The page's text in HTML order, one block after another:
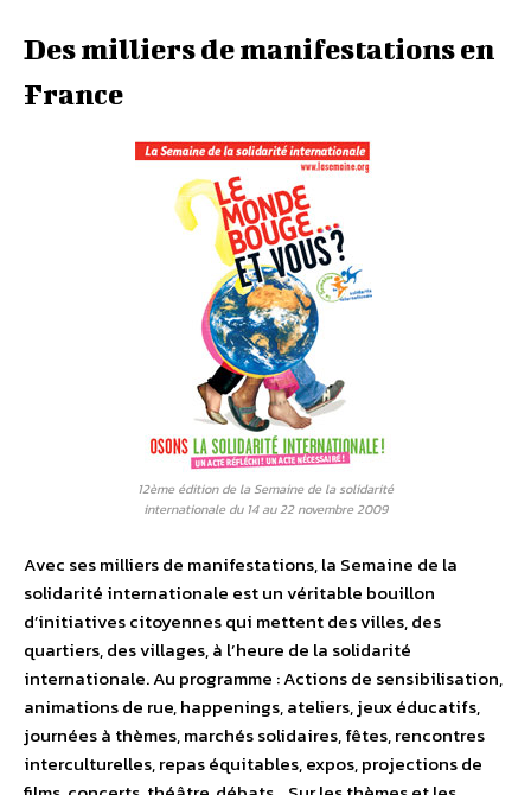
Des milliers de manifestations en
France
12ème édition de la Semaine de la solidarité
internationale du 14 au 22 novembre 2009
Avec ses milliers de manifestations, la Semaine de la
solidarité internationale est un véritable bouillon
d’initiatives citoyennes qui mettent des villes, des
quartiers, des villages, à l’heure de la solidarité
internationale. Au programme : Actions de sensibilisation,
animations de rue, happenings, ateliers, jeux éducatifs,
journées à thèmes, marchés solidaires, fêtes, rencontres
interculturelles, repas équitables, expos, projections de